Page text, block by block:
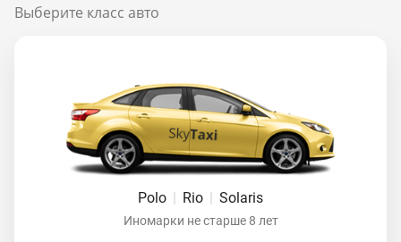
Выберите класс авто
Polo | Rio | Solaris
Иномарки не старше 8 лет